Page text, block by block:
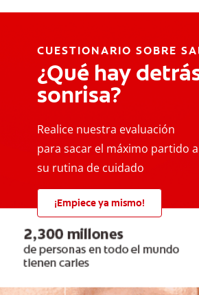
CUESTIONARIO SOBRE
¿Qué hay
sonrisa?
Realice nuestra evaluación
para sacar el máximo partido a
su rutina de cuidado
¡Empiece ya mismo!